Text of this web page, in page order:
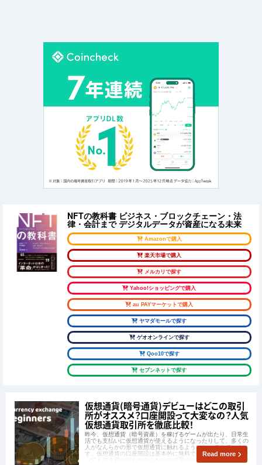
NFTの教科書 ビジネス・ブロックチェーン・法
律・会計まで デジタルデータが資産になる未来
Amazonで購入
楽天市場で購入
メルカリで探す
Yahoo!ショッピングで購入
au PAYマーケットで購入
ヤマダモールで探す
ゲオオンラインで探す
Qoo10で探す
セブンネットで探す
仮想通貨(暗号通貨)デビューはどこの取引
所がオススメ？口座開設って大変なの？人気
仮想通貨取引所を徹底比較！
昨今、仮想通貨（暗号資産）を稼げるゲームが出たり、日常生
活でも支払いに仮想通貨が使えるようになったりして、多くの
人がなんらかの形で仮想通貨に触れるようになってきていま
す。仮想通貨の口座開設は基本的に無料でおこなえ、口座を作
っても年会費などもかからないので早めに作っておくのがおす
Read more